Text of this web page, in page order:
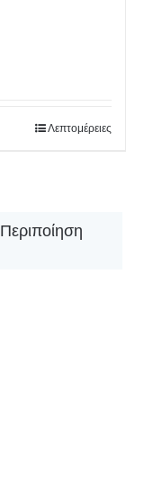
Λεπτομέρειες
Περιποίηση